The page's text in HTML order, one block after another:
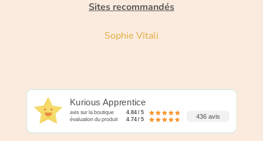
Sites recommandés
Sophie Vitali
Kurious Apprentice
avis sur la boutique 4.84 / 5
évaluation du produit 4.74 / 5 436 avis